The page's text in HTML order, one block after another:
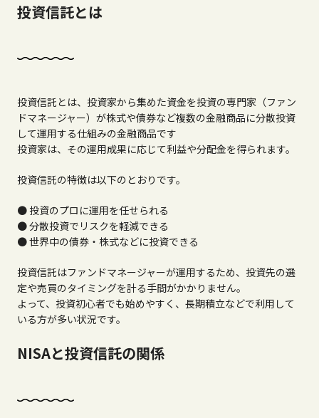
投資信託とは
投資信託とは、投資家から集めた資金を投資の専門家（ファン
ドマネージャー）が株式や債券など複数の金融商品に分散投資
して運用する仕組みの金融商品です
投資家は、その運用成果に応じて利益や分配金を得られます。
投資信託の特徴は以下のとおりです。
● 投資のプロに運用を任せられる
● 分散投資でリスクを軽減できる
● 世界中の債券・株式などに投資できる
投資信託はファンドマネージャーが運用するため、投資先の選
定や売買のタイミングを計る手間がかかりません。
よって、投資初心者でも始めやすく、長期積立などで利用して
いる方が多い状況です。
NISAと投資信託の関係